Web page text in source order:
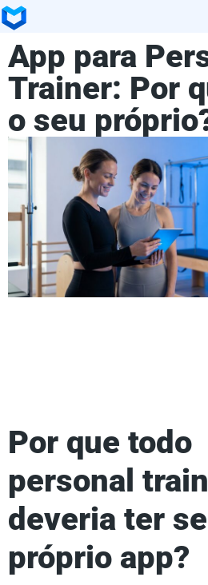
App para
Trainer: Por
o seu
Por que todo
personal
deveria ter
próprio app?